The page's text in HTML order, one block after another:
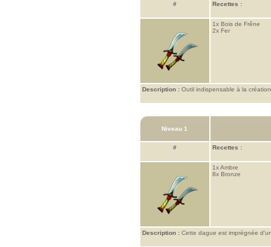
# Recettes :
1x Bois de Frêne
2x Fer
Description : Outil indispensable à la
Niveau 1
# Recettes :
1xAmbre
8x Bronze
Description : Cette dague est imprégnée